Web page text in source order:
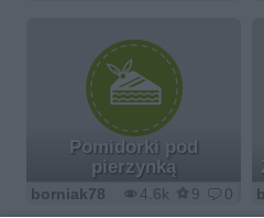
Pomidorki pod
pierzynką
4.6k 9 0
borniak78